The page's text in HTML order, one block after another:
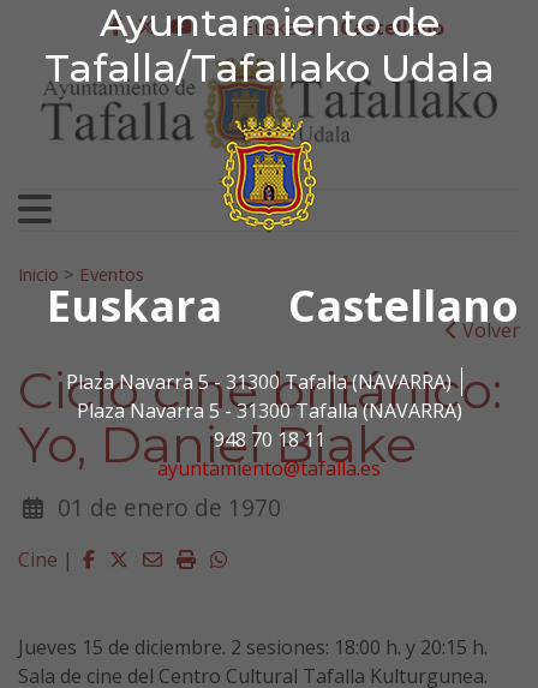
Ayuntamiento de
Tafalla/Tafallako Udala
Euskara Castellano
Plaza Navarra 5 - 31300 Tafalla (NAVARRA)
Plaza Navarra 5 - 31300 Tafalla (NAVARRA)
948 70 18 11
ayuntamiento@tafalla.es
Ir al contenido
Ayuntamiento de
facebook
twitter
youtube
Euskera Castellano
Search for:
Inicio > Eventos
Volver
Ciclo cine británico:
Yo, Daniel Blake
01 de enero de 1970
Cine | Facebook
Twitter
EmailImprimirWhatsapp
Jueves 15 de diciembre. 2 sesiones: 18:00 h. y 20:15 h.
Sala de cine del Centro Cultural Tafalla Kulturgunea.